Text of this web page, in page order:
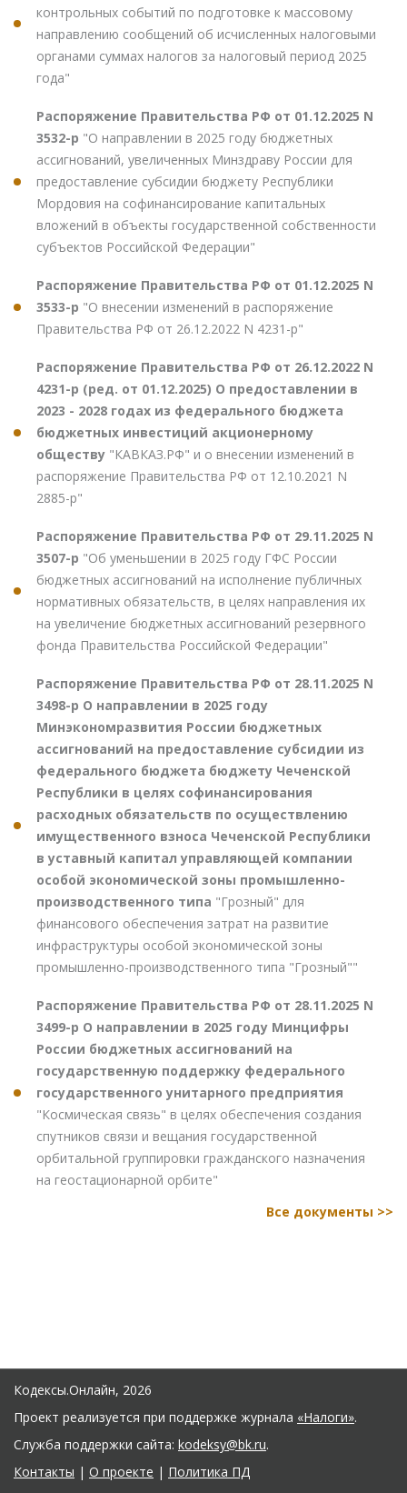
контрольных событий по подготовке к массовому
направлению сообщений об исчисленных налоговыми
органами суммах налогов за налоговый период 2025
года"
Распоряжение Правительства РФ от 01.12.2025 N
3532-р "О направлении в 2025 году бюджетных
ассигнований, увеличенных Минздраву России для
предоставление субсидии бюджету Республики
Мордовия на софинансирование капитальных
вложений в объекты государственной собственности
субъектов Российской Федерации"
Распоряжение Правительства РФ от 01.12.2025 N
3533-р "О внесении изменений в распоряжение
Правительства РФ от 26.12.2022 N 4231-р"
Распоряжение Правительства РФ от 26.12.2022 N
4231-р (ред. от 01.12.2025) О предоставлении в
2023 - 2028 годах из федерального бюджета
бюджетных инвестиций акционерному
обществу "КАВКАЗ.РФ" и о внесении изменений в
распоряжение Правительства РФ от 12.10.2021 N
2885-р"
Распоряжение Правительства РФ от 29.11.2025 N
3507-р "Об уменьшении в 2025 году ГФС России
бюджетных ассигнований на исполнение публичных
нормативных обязательств, в целях направления их
на увеличение бюджетных ассигнований резервного
фонда Правительства Российской Федерации"
Распоряжение Правительства РФ от 28.11.2025 N
3498-р О направлении в 2025 году
Минэкономразвития России бюджетных
ассигнований на предоставление субсидии из
федерального бюджета бюджету Чеченской
Республики в целях софинансирования
расходных обязательств по осуществлению
имущественного взноса Чеченской Республики
в уставный капитал управляющей компании
особой экономической зоны промышленно-
производственного типа "Грозный" для
финансового обеспечения затрат на развитие
инфраструктуры особой экономической зоны
промышленно-производственного типа "Грозный""
Распоряжение Правительства РФ от 28.11.2025 N
3499-р О направлении в 2025 году Минцифры
России бюджетных ассигнований на
государственную поддержку федерального
государственного унитарного предприятия
"Космическая связь" в целях обеспечения создания
спутников связи и вещания государственной
орбитальной группировки гражданского назначения
на геостационарной орбите"
Все документы >>
Кодексы.Онлайн, 2026
Проект реализуется при поддержке журнала «Налоги».
Служба поддержки сайта: kodeksy@bk.ru.
Контакты | О проекте | Политика ПД